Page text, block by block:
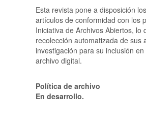
Esta revista pone a disposición
artículos de conformidad con los
Iniciativa de Archivos Abiertos, lo
recolección automatizada de sus
investigación para su inclusión
archivo digital.
Política de archivo
En desarrollo.